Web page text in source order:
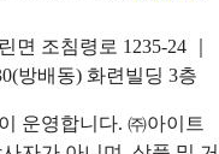
조침령로 1235-24 ｜
방배동) 화련빌딩 3층
운영합니다. ㈜아이트